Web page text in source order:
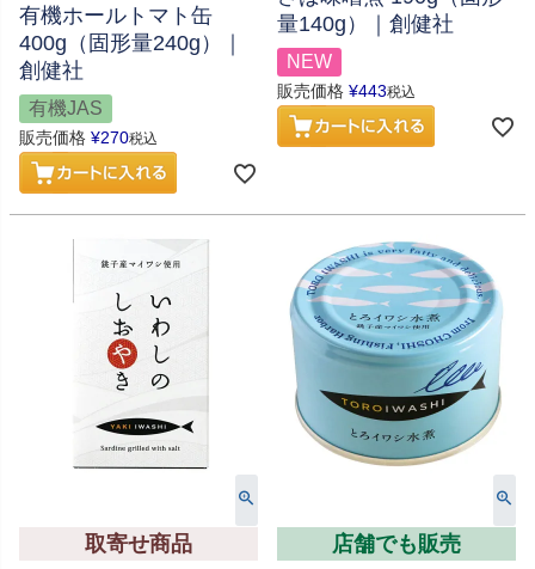
有機ホールトマト缶
400g（固形量240g）｜
創健社
有機JAS
販売価格 ¥270税込
量140g）｜創健社
NEW
販売価格 ¥443税込
取寄せ商品 店舗でも販売